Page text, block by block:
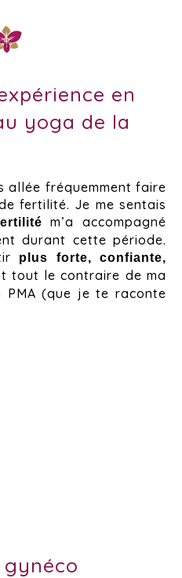
en
yoga de la
allée fréquemment faire
fertilité. Je me sentais
m’a accompagné
durant cette période.
plus forte, confiante,
tout le contraire de ma
PMA (que je te raconte